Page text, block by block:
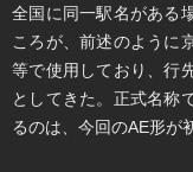
全国に同一駅名がある
ころが、前述のように
等で使用しており、行
としてきた。正式名称
るのは、今回のAE形が